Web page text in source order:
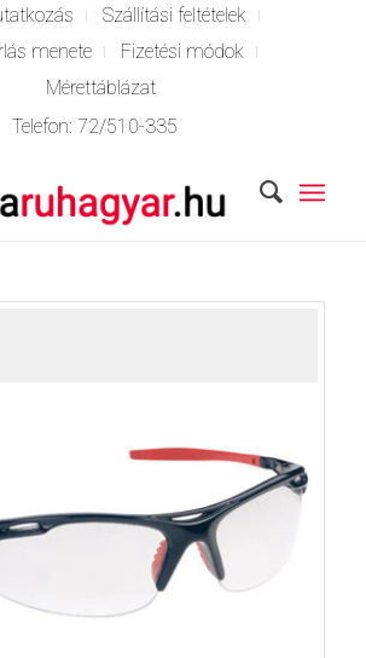
Szállítási feltételek
menete
Fizetési módok
Mérettáblázat
Telefon:72/510-335